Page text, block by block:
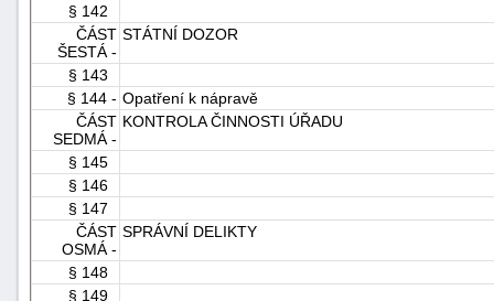
§ 142
ČÁST
ŠESTÁ -
STÁTNÍ DOZOR
§ 143
§ 144 - Opatření k nápravě
ČÁST
SEDMÁ -
KONTROLA ČINNOSTI ÚŘADU
§ 145
§ 146
§ 147
ČÁST
OSMÁ -
SPRÁVNÍ DELIKTY
§ 148
§ 149